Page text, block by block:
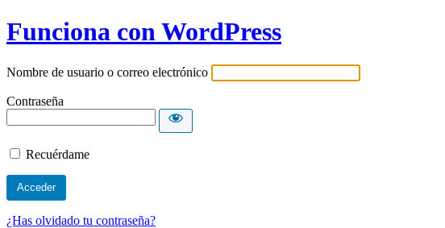
Funciona con WordPress
Nombre de usuario o correo electrónico
Contraseña
Recuérdame
¿Has olvidado tu contraseña?